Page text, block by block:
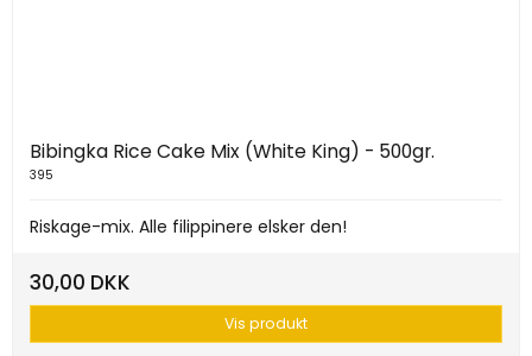
Bibingka Rice Cake Mix (White King) - 500gr.
395
Riskage-mix. Alle filippinere elsker den!
30,00 DKK
Vis produkt